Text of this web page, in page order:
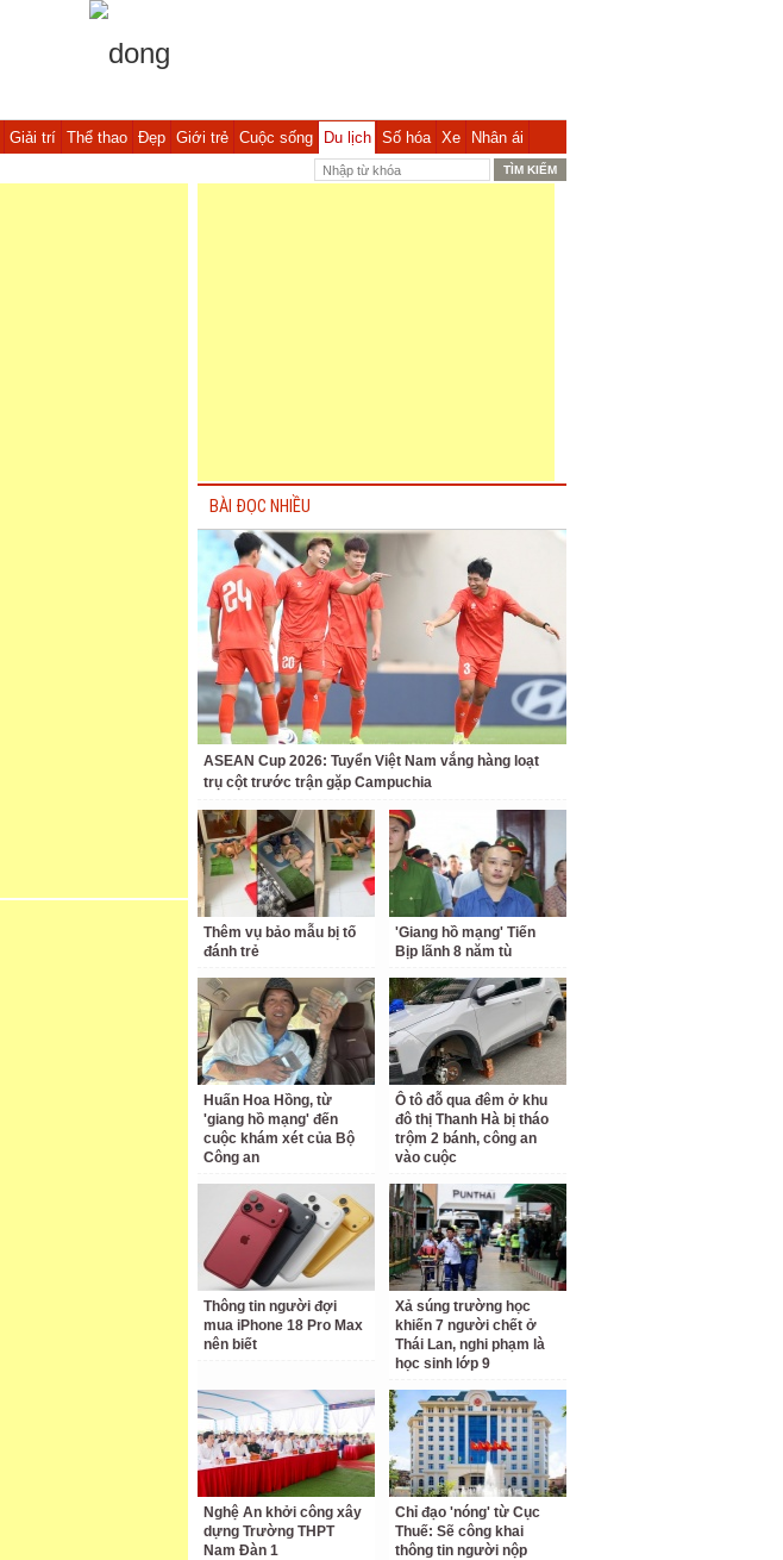
Giải trí Thể thao Đẹp Giới trẻ Cuộc sống Du lịch Số hóa Xe Nhân ái
BÀI ĐỌC NHIỀU
ASEAN Cup 2026: Tuyển Việt Nam vắng hàng loạt
trụ cột trước trận gặp Campuchia
Thêm vụ bảo mẫu bị tố
đánh trẻ
'Giang hồ mạng' Tiến
Bịp lãnh 8 năm tù
Huấn Hoa Hồng, từ
'giang hồ mạng' đến
cuộc khám xét của Bộ
Công an
Ô tô đỗ qua đêm ở khu
đô thị Thanh Hà bị tháo
trộm 2 bánh, công an
vào cuộc
Thông tin người đợi
mua iPhone 18 Pro Max
nên biết
Xả súng trường học
khiến 7 người chết ở
Thái Lan, nghi phạm là
học sinh lớp 9
Nghệ An khởi công xây
dựng Trường THPT
Nam Đàn 1
Chỉ đạo 'nóng' từ Cục
Thuế: Sẽ công khai
thông tin người nộp